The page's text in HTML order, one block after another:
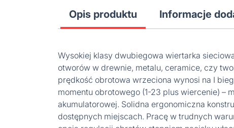
Opis produktu Informacje
Wysokiej klasy dwubiegowa wiertarka
otworów w drewnie, metalu, ceramice, czy
prędkość obrotowa wrzeciona wynosi na I
momentu obrotowego (1-23 plus wiercenie) –
akumulatorowej. Solidna ergonomiczna
dostępnych miejscach. Pracę w trudnych